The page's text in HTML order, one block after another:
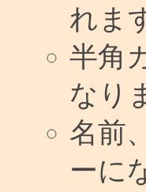
れま
半角
なり
名前
ーに